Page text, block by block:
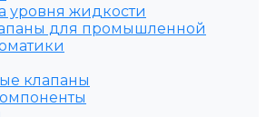
уровня жидкости
для промышленной
клапаны